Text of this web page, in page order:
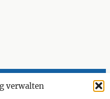
verwalten